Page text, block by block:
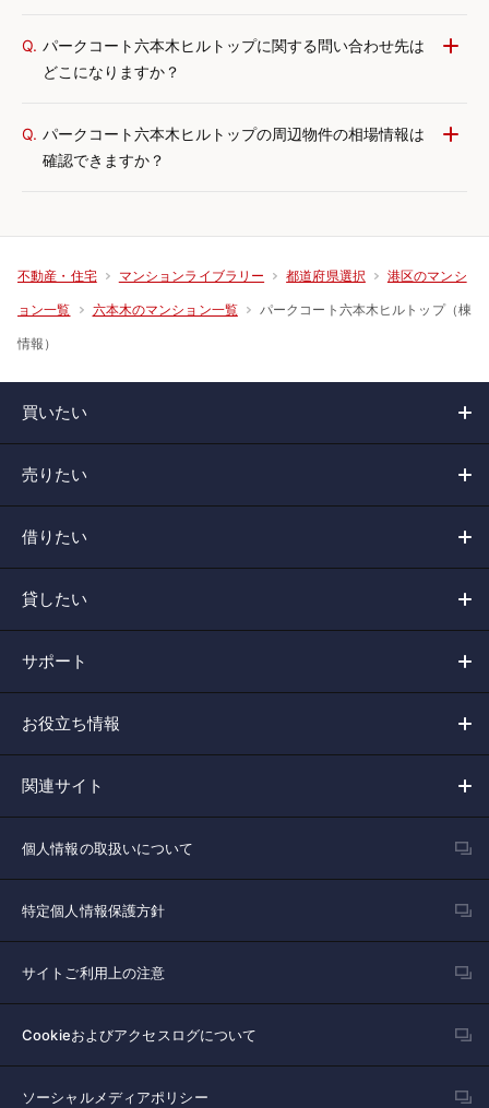
Q. パークコート六本木ヒルトップに関する問い合わせ先は
どこになりますか？
Q. パークコート六本木ヒルトップの周辺物件の相場情報は
確認できますか？
不動産・住宅 マンションライブラリー 都道府県選択 港区のマンシ
ョン一覧 六本木のマンション一覧 パークコート六本木ヒルトップ（棟
情報）
買いたい
売りたい
借りたい
貸したい
サポート
お役立ち情報
関連サイト
個人情報の取扱いについて
特定個人情報保護方針
サイトご利用上の注意
Cookieおよびアクセスログについて
ソーシャルメディアポリシー